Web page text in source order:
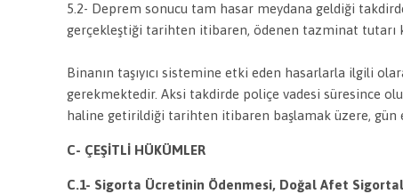
5.2- Deprem sonucu tam hasar meydana geldiği
gerçekleştiği tarihten itibaren, ödenen tazminat tutarı
Binanın taşıyıcı sistemine etki eden hasarlarla ilgili
gerekmektedir. Aksi takdirde poliçe vadesi süresince
haline getirildiği tarihten itibaren başlamak üzere, gün
C- ÇEŞİTLİ HÜKÜMLER
C.1- Sigorta Ücretinin Ödenmesi, Doğal Afet